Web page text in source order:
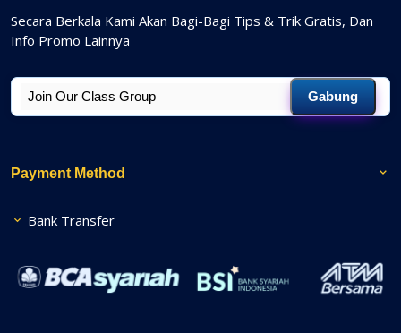
Secara Berkala Kami Akan Bagi-Bagi Tips & Trik Gratis, Dan
Info Promo Lainnya
Gabung
Payment Method
Bank Transfer